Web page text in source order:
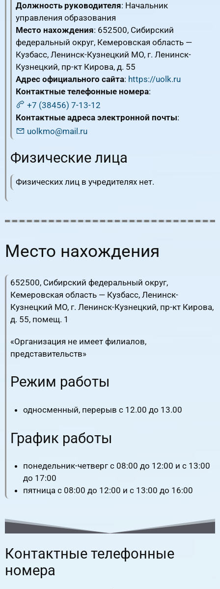
Должность руководителя: Начальник
управления образования
Место нахождения: 652500, Сибирский
федеральный округ, Кемеровская область —
Кузбасс, Ленинск-Кузнецкий МО, г. Ленинск-
Кузнецкий, пр-кт Кирова, д. 55
Адрес официального сайта: https://uolk.ru
Контактные телефонные номера:
+7 (38456) 7-13-12
Контактные адреса электронной почты:
uolkmo@mail.ru
Физические лица
Физических лиц в учредителях нет.
Место нахождения
652500, Сибирский федеральный округ,
Кемеровская область — Кузбасс, Ленинск-
Кузнецкий МО, г. Ленинск-Кузнецкий, пр-кт Кирова,
д. 55, помещ. 1
«Организация не имеет филиалов,
представительств»
Режим работы
односменный, перерыв с 12.00 до 13.00
График работы
понедельник-четверг с 08:00 до 12:00 и с 13:00
до 17:00
пятница с 08:00 до 12:00 и с 13:00 до 16:00
Контактные телефонные
номера